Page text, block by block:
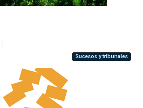
Sucesos y tribunales